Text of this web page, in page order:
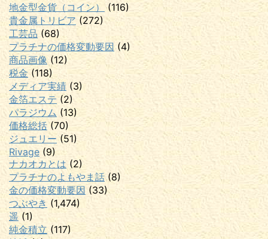
地金型金貨（コイン） (116)
貴金属トリビア (272)
工芸品 (68)
プラチナの価格変動要因 (4)
商品画像 (12)
税金 (118)
メディア実績 (3)
金箔エステ (2)
パラジウム (13)
価格総括(70)
ジュエリー (51)
Rivage (9)
ナカオカとは (2)
プラチナのよもやま話(8)
金の価格変動要因 (33)
つぶやき (1,474)
遥 (1)
純金積立 (117)